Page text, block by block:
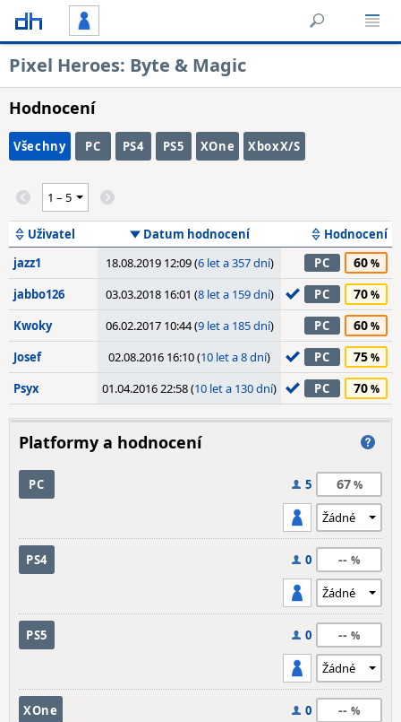
Pixel Heroes: Byte & Magic
Hodnocení
Všechny PC PS4 PS5 XOne XboxX/S
Uživatel Datum hodnocení
Hodnocení
jazz1
18.08.2019 12:09 (6 let a 357 dní) PC 60
jabbo126 03.03.2018 16:01 (8 let a 159 dní) PC 70
Kwoky 06.02.2017 10:44 (9 let a 185 dní) PC 60
Josef 02.08.2016 16:10 (10 let a 8 dní) PC 75
Psyx 01.04.2016 22:58 (10 let a 130 dní) PC 70
Platformy a hodnocení
PC 5 67
PS4 0 --
PS5 0 --
XOne 0 --